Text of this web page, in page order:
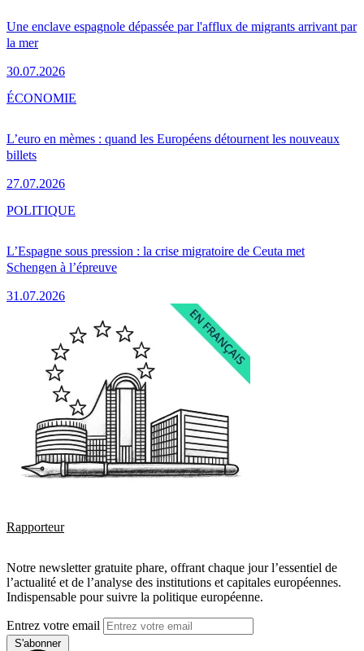
Une enclave espagnole dépassée par l'afflux de migrants arrivant par
la mer
30.07.2026
L’euro en mèmes : quand les Européens détournent les nouveaux
billets
27.07.2026
ÉCONOMIE
L’Espagne sous pression : la crise migratoire de Ceuta met
Schengen à l’épreuve
31.07.2026
POLITIQUE
Rapporteur
Notre newsletter gratuite phare, offrant chaque jour l’essentiel de
l’actualité et de l’analyse des institutions et capitales européennes.
Indispensable pour suivre la politique européenne.
Entrez votre email
S'abonner